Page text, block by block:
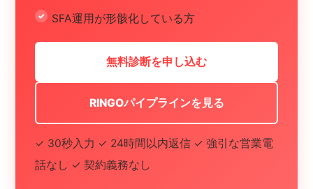
SFA運用が形骸化している方
無料診断を申し込む
RINGOパイプラインを見る
✓ 30秒入力 ✓ 24時間以内返信 ✓ 強引な営業電
話なし ✓ 契約義務なし